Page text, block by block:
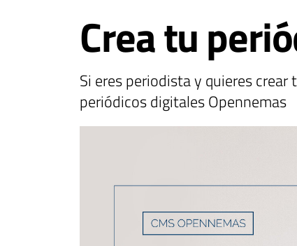
Crea tu
Si eres periodista y quieres
periódicos digitales Opennemas